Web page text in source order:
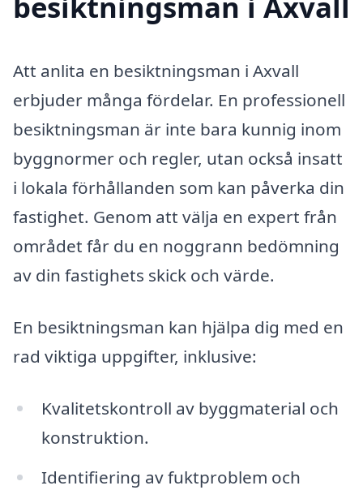
Att anlita en besiktningsman i Axvall
erbjuder många fördelar. En professionell
besiktningsman är inte bara kunnig inom
byggnormer och regler, utan också insatt
i lokala förhållanden som kan påverka din
fastighet. Genom att välja en expert från
området får du en noggrann bedömning
av din fastighets skick och värde.
En besiktningsman kan hjälpa dig med en
rad viktiga uppgifter, inklusive:
Kvalitetskontroll av byggmaterial och
konstruktion.
Identifiering av fuktproblem och